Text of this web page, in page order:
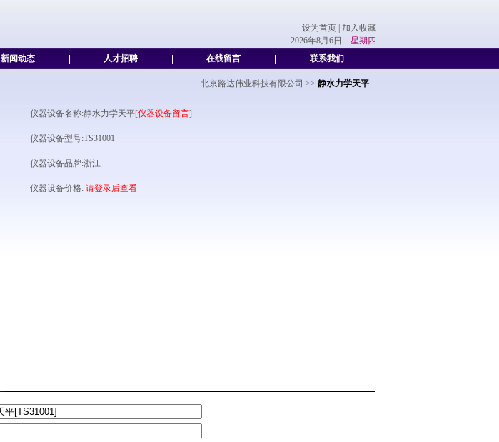
设为首页
加入收藏
2026年8月6日 星期四
新闻动态 人才招聘 在线留言 联系我们
北京路达伟业科技有限公司 >> 静水力学天平
仪器设备名称:静水力学天平[仪器设备留言]
仪器设备型号:TS31001
仪器设备品牌:浙江
仪器设备价格: 请登录后查看